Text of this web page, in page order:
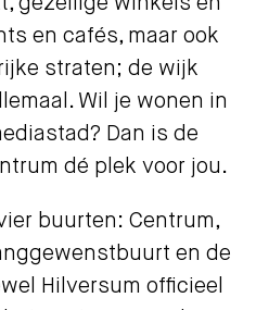
en cafés, maar ook
straten; de wijk
Wil je wonen in
Dan is de
dé plek voor jou.
buurten: Centrum,
en de
Hilversum officieel